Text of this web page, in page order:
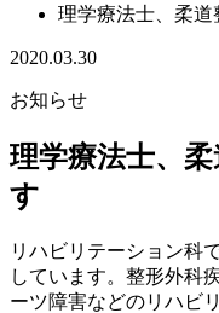
理学療法士、柔
2020.03.30
お知らせ
理学療法士、
す
リハビリテーション科
しています。整形外科
ーツ障害などのリハビ